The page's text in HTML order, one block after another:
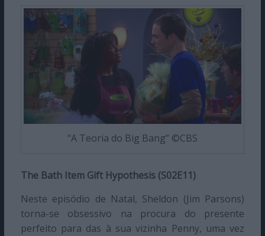
“A Teoria do Big Bang” ©CBS
The Bath Item Gift Hypothesis (S02E11)
Neste episódio de Natal, Sheldon (Jim Parsons)
torna-se obsessivo na procura do presente
perfeito para das à sua vizinha Penny, uma vez